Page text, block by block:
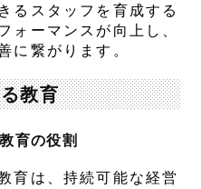
るスタッフを育成する
ォーマンスが向上し、
に繋がります。
教育
育の役割
育は、持続可能な経営